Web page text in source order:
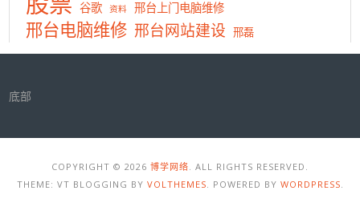
谷歌 资料 邢台上门电脑维修
邢台电脑维修 邢台网站建设 邢磊
底部
COPYRIGHT © 2026 博学网络 . ALL RIGHTS RESERVED.
THEME: VT BLOGGING BY VOLTHEMES . POWERED BY WORDPRESS